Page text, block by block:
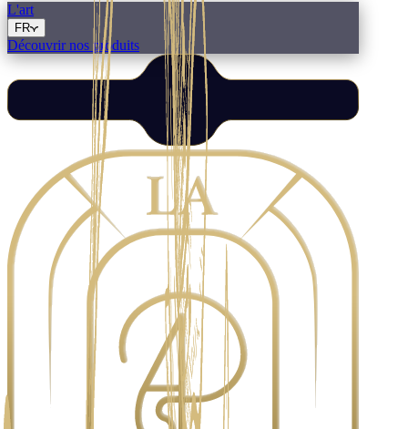
L'art
FR
Découvrir nos produits